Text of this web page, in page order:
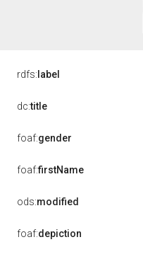
rdfs: label
dc:title
foaf:gender
foaf:firstName
ods:modified
foaf:depiction